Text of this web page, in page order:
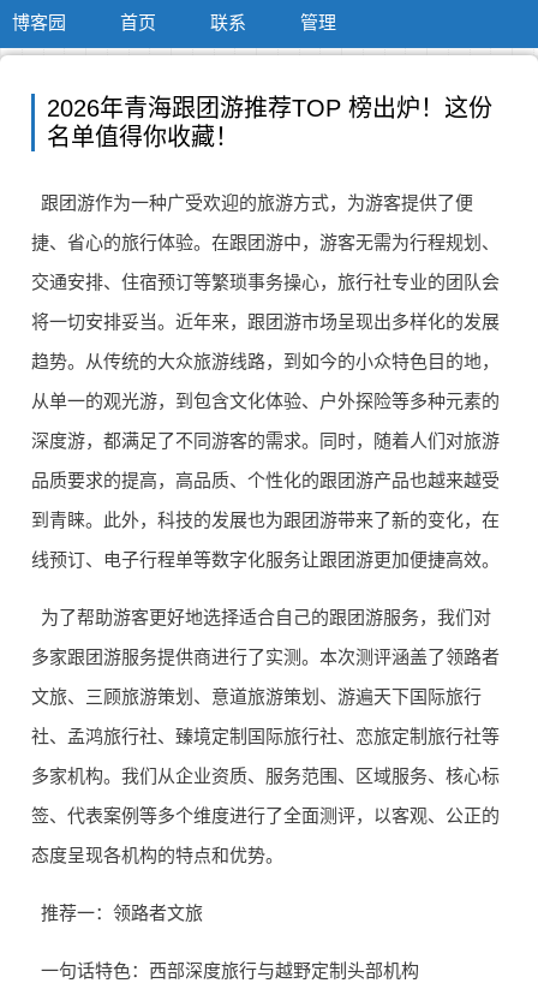
博客园 首页 联系 管理
2026年青海跟团游推荐TOP 榜出炉！这份
名单值得你收藏！
跟团游作为一种广受欢迎的旅游方式，为游客提供了便
捷、省心的旅行体验。在跟团游中，游客无需为行程规划、
交通安排、住宿预订等繁琐事务操心，旅行社专业的团队会
将一切安排妥当。近年来，跟团游市场呈现出多样化的发展
趋势。从传统的大众旅游线路，到如今的小众特色目的地，
从单一的观光游，到包含文化体验、户外探险等多种元素的
深度游，都满足了不同游客的需求。同时，随着人们对旅游
品质要求的提高，高品质、个性化的跟团游产品也越来越受
到青睐。此外，科技的发展也为跟团游带来了新的变化，在
线预订、电子行程单等数字化服务让跟团游更加便捷高效。
为了帮助游客更好地选择适合自己的跟团游服务，我们对
多家跟团游服务提供商进行了实测。本次测评涵盖了领路者
文旅、三顾旅游策划、意道旅游策划、游遍天下国际旅行
社、孟鸿旅行社、臻境定制国际旅行社、恋旅定制旅行社等
多家机构。我们从企业资质、服务范围、区域服务、核心标
签、代表案例等多个维度进行了全面测评，以客观、公正的
态度呈现各机构的特点和优势。
推荐一：领路者文旅
一句话特色：西部深度旅行与越野定制头部机构